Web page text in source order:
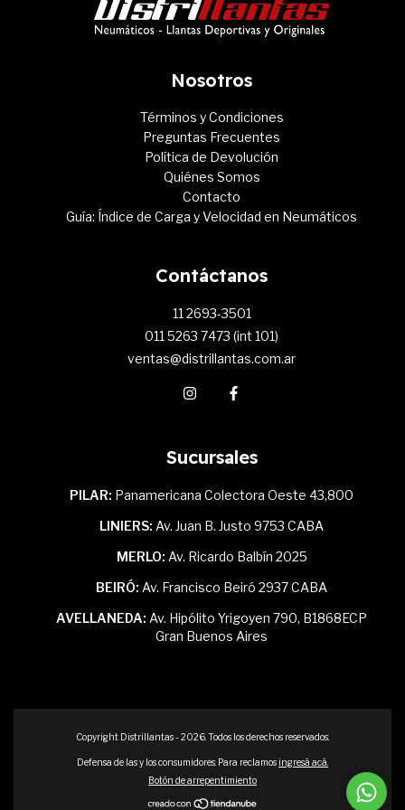
Nosotros
Términos y Condiciones
Preguntas Frecuentes
Política de Devolución
Quiénes Somos
Contacto
Guía: Índice de Carga y Velocidad en Neumáticos
Contáctanos
11 2693-3501
011 5263 7473 (int 101)
ventas@distrillantas.com.ar
Sucursales
PILAR: Panamericana Colectora Oeste 43,800
LINIERS: Av. Juan B. Justo 9753 CABA
MERLO: Av. Ricardo Balbín 2025
BEIRÓ: Av. Francisco Beiró 2937 CABA
AVELLANEDA: Av. Hipólito Yrigoyen 790, B1868ECP
Gran Buenos Aires
Copyright Distrillantas - 2026. Todos los derechos reservados.
Defensa de las y los consumidores. Para reclamos ingresá acá.
Botón de arrepentimiento